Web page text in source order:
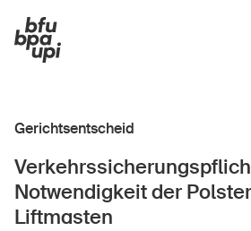
Sport & Bewegung
Zuhause & Garten
Gerichtsentscheid
Notwendigkeit der
Liftmasten